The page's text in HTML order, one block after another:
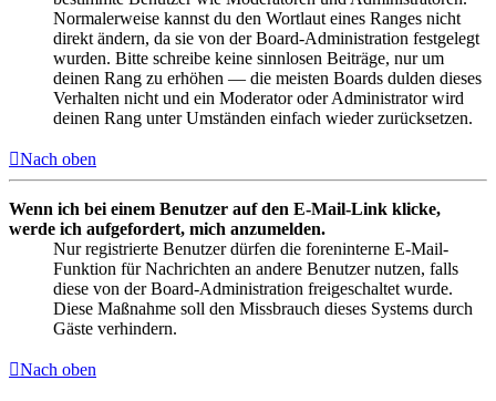
Normalerweise kannst du den Wortlaut eines Ranges nicht
direkt ändern, da sie von der Board-Administration festgelegt
wurden. Bitte schreibe keine sinnlosen Beiträge, nur um
deinen Rang zu erhöhen — die meisten Boards dulden dieses
Verhalten nicht und ein Moderator oder Administrator wird
deinen Rang unter Umständen einfach wieder zurücksetzen.
Nach oben
Wenn ich bei einem Benutzer auf den E-Mail-Link klicke,
werde ich aufgefordert, mich anzumelden.
Nur registrierte Benutzer dürfen die foreninterne E-Mail-
Funktion für Nachrichten an andere Benutzer nutzen, falls
diese von der Board-Administration freigeschaltet wurde.
Diese Maßnahme soll den Missbrauch dieses Systems durch
Gäste verhindern.
Nach oben